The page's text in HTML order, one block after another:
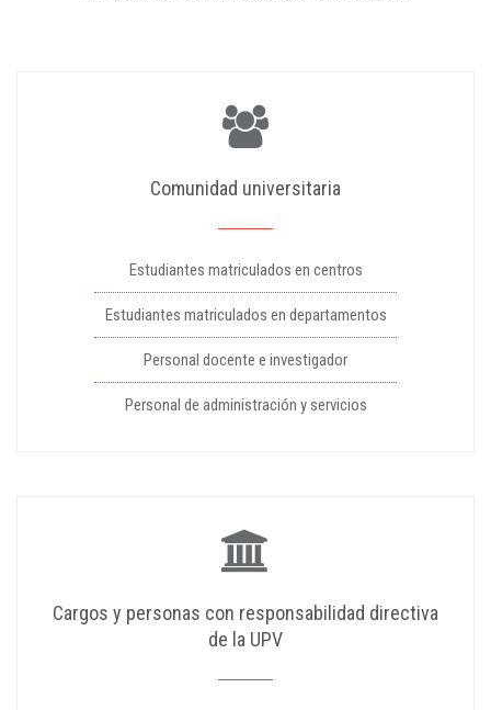
Comunidad universitaria
Estudiantes matriculados en centros
Estudiantes matriculados en departamentos
Personal docente e investigador
Personal de administración y servicios
Cargos y personas con responsabilidad directiva
de la UPV